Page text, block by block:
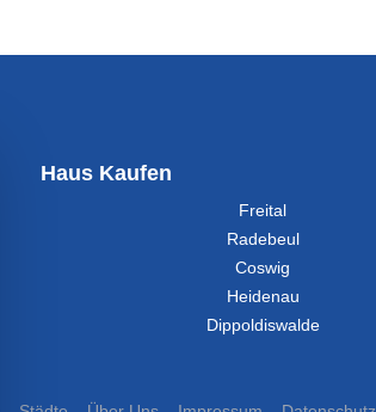
Haus Kaufen
Freital
Radebeul
Coswig
Heidenau
Dippoldiswalde